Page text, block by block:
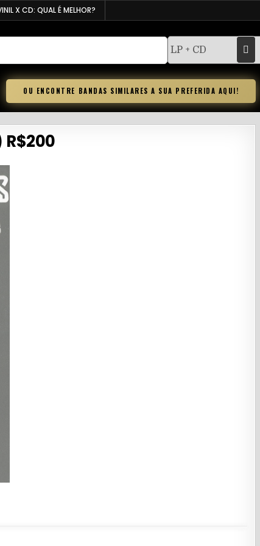
X CD: QUAL É MELHOR?
OU ENCONTRE BANDAS SIMILARES A SUA PREFERIDA AQUI!